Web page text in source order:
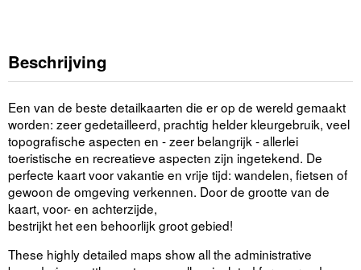
Beschrijving
Een van de beste detailkaarten die er op de wereld gemaakt
worden: zeer gedetailleerd, prachtig helder kleurgebruik, veel
topografische aspecten en - zeer belangrijk - allerlei
toeristische en recreatieve aspecten zijn ingetekend. De
perfecte kaart voor vakantie en vrije tijd: wandelen, fietsen of
gewoon de omgeving verkennen. Door de grootte van de
kaart, voor- en achterzijde,
bestrijkt het een behoorlijk groot gebied!
These highly detailed maps show all the administrative